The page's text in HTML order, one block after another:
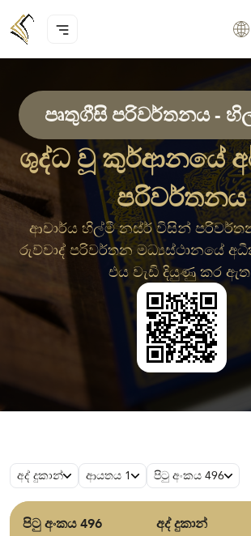
පෘතුගීසි පරිවර්තනය -
ශුද්ධ වූ කුර්ආනයේ
පරිවර්තනය
ආචාර්ය හිල්මී නස්ර් විසින්
රුව්වාද් පරිවර්තන මධ්‍යස්ථානයේ
එය වැඩි දියුණු කර
අද් දුකාන් ආයතය 1 පිටු අංකය 496
පිටු අංකය 496 අද් දුකාන්